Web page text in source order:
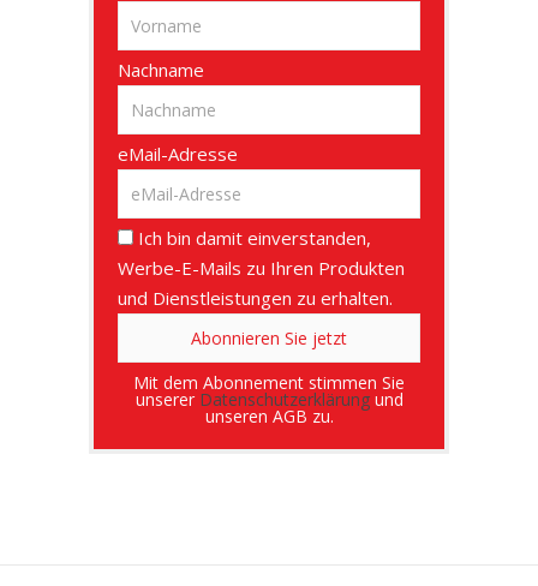
Nachname
eMail-Adresse
Ich bin damit einverstanden,
Werbe-E-Mails zu Ihren Produkten
und Dienstleistungen zu erhalten.
Mit dem Abonnement stimmen Sie
unserer Datenschutzerklärungund
unseren AGB zu.